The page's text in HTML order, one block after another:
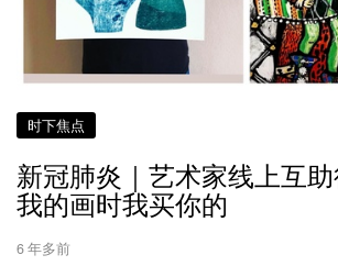
时下焦点
新冠肺炎｜艺术家线上互
我的画时我买你的
6 年多前